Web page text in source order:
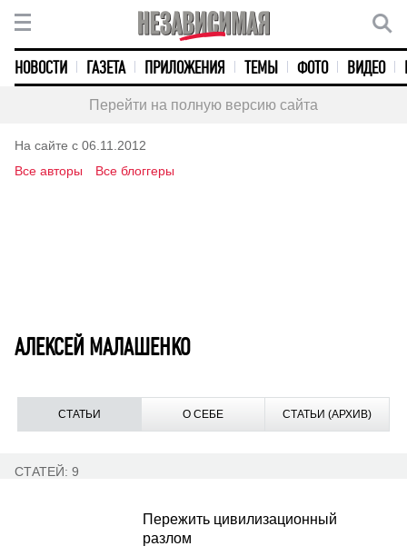
НОВОСТИ ГАЗЕТА ПРИЛОЖЕНИЯ ТЕМЫ ФОТО ВИДЕО
Перейти на полную версию сайта
На сайте с 06.11.2012
Все авторы
Все блоггеры
АЛЕКСЕЙ МАЛАШЕНКО
СТАТЬИ О СЕБЕ СТАТЬИ (АРХИВ)
СТАТЕЙ: 9
Пережить цивилизационный
разлом